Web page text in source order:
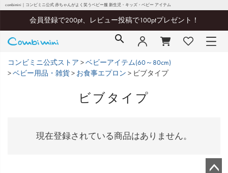
combimini｜コンビミニ公式 赤ちゃんがよく笑うベビー服 新生児・キッズ・ベビー アイテム
会員登録で200pt、レビュー投稿で100ptプレゼント！
コンビミニ公式ストア
ベビーアイテム(60～80cm)
ベビー用品・雑貨
お食事エプロン ビブタイプ
ビブタイプ
現在登録されている商品はありません。